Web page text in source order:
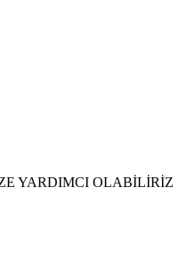
YARDIMCI OLABİLİRİZ